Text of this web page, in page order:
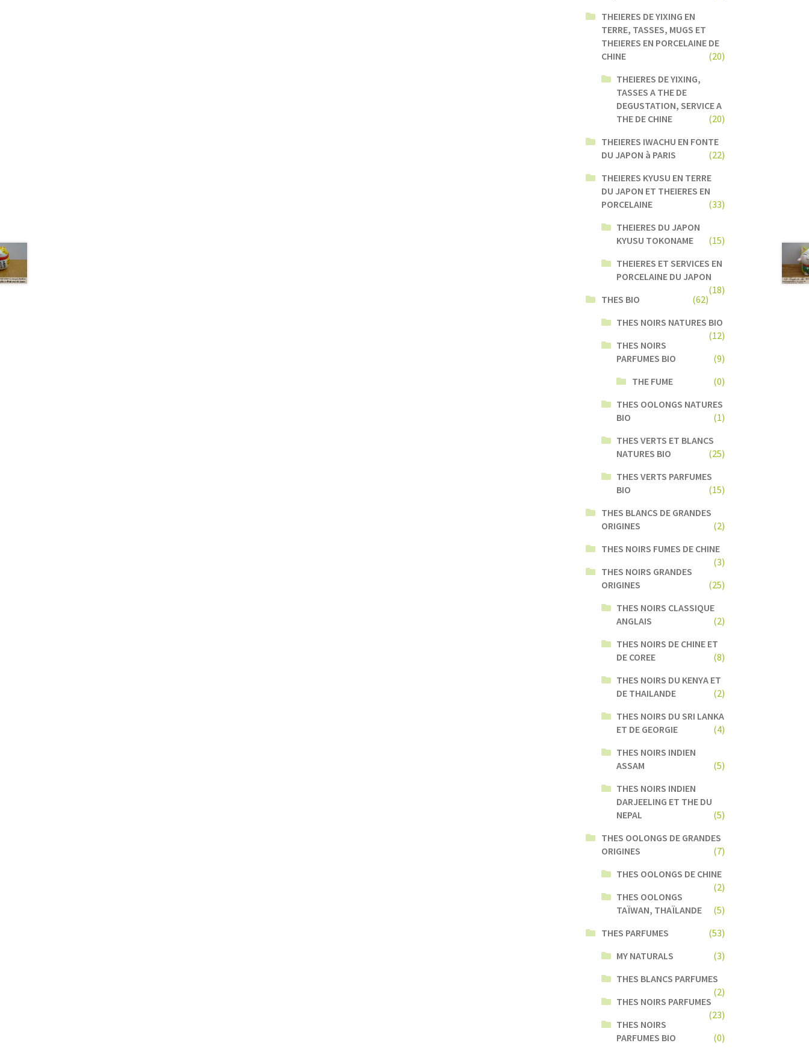
THEIERES DE YIXING EN
TERRE, TASSES, MUGS ET
THEIERES EN PORCELAINE DE
CHINE
(20)
THEIERES DE YIXING,
TASSES A THE DE
DEGUSTATION, SERVICE A
THE DE CHINE
(20)
THEIERES IWACHU EN FONTE
DU JAPON à PARIS
(22)
THEIERES KYUSU EN TERRE
DU JAPON ET THEIERES EN
PORCELAINE
(33)
THEIERES DU JAPON
KYUSU TOKONAME
(15)
THEIERES ET SERVICES EN
PORCELAINE DU JAPON
(18)
THES BIO
(62)
THES NOIRS NATURES BIO
(12)
THES NOIRS
PARFUMES BIO
(9)
THE FUME
(0)
THES OOLONGS NATURES
BIO
(1)
THES VERTS ET BLANCS
NATURES BIO
(25)
THES VERTS PARFUMES
BIO
(15)
THES BLANCS DE GRANDES
ORIGINES
(2)
THES NOIRS FUMES DE CHINE
(3)
THES NOIRS GRANDES
ORIGINES
(25)
THES NOIRS CLASSIQUE
ANGLAIS
(2)
THES NOIRS DE CHINE ET
DE COREE
(8)
THES NOIRS DU KENYA ET
DE THAILANDE
(2)
THES NOIRS DU SRI LANKA
ET DE GEORGIE
(4)
THES NOIRS INDIEN
ASSAM
(5)
THES NOIRS INDIEN
DARJEELING ET THE DU
NEPAL
(5)
THES OOLONGS DE GRANDES
ORIGINES
(7)
THES OOLONGS DE CHINE
(2)
THES OOLONGS
TAÏWAN, THAÏLANDE
(5)
THES PARFUMES
(53)
MY NATURALS
(3)
THES BLANCS PARFUMES
(2)
THES NOIRS PARFUMES
(23)
THES NOIRS
PARFUMES BIO
(0)